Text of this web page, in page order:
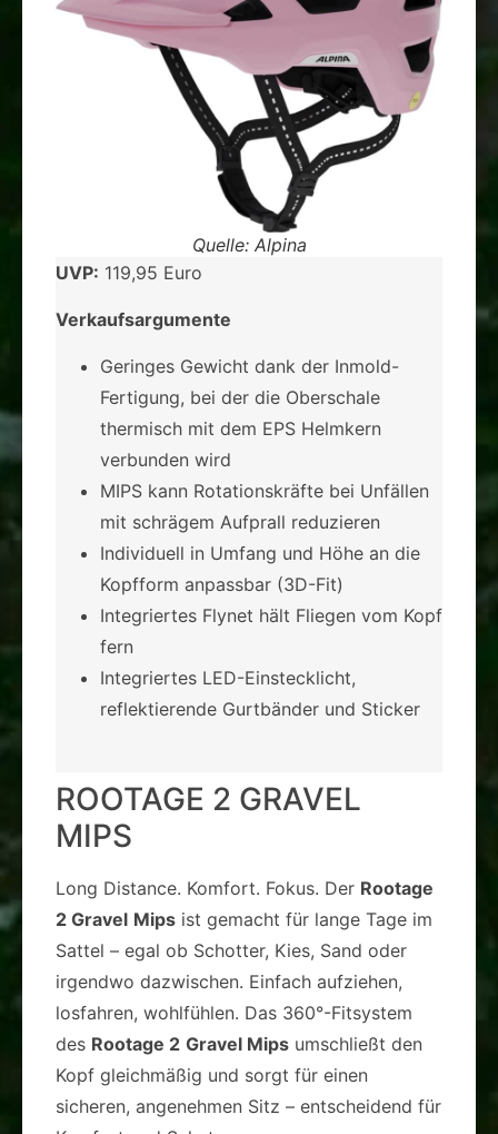
Quelle: Alpina
UVP: 119,95 Euro
Verkaufsargumente
Geringes Gewicht dank der Inmold-
Fertigung, bei der die Oberschale
thermisch mit dem EPS Helmkern
verbunden wird
MIPS kann Rotationskräfte bei Unfällen
mit schrägem Aufprall reduzieren
Individuell in Umfang und Höhe an die
Kopfform anpassbar (3D-Fit)
Integriertes Flynet hält Fliegen vom Kopf
fern
Integriertes LED-Einstecklicht,
reflektierende Gurtbänder und Sticker
ROOTAGE 2 GRAVEL
MIPS
Long Distance. Komfort. Fokus. Der Rootage
2 Gravel Mips ist gemacht für lange Tage im
Sattel – egal ob Schotter, Kies, Sand oder
irgendwo dazwischen. Einfach aufziehen,
losfahren, wohlfühlen. Das 360°-Fitsystem
des Rootage 2 Gravel Mips umschließt den
Kopf gleichmäßig und sorgt für einen
sicheren, angenehmen Sitz – entscheidend für